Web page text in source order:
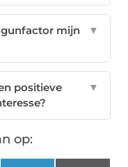
gunfactor mijn
▼
positieve
▼
op: